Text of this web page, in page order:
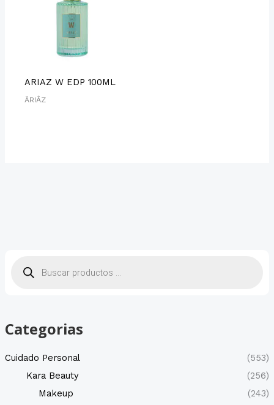
d
e
o
Categorias
Cuidado Personal
(553)
Kara Beauty
(256)
Makeup
(243)
ARIAZ W EDP 100ML
ÄRIÂZ